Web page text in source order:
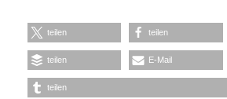
teilen teilen
teilen E-Mail
teilen